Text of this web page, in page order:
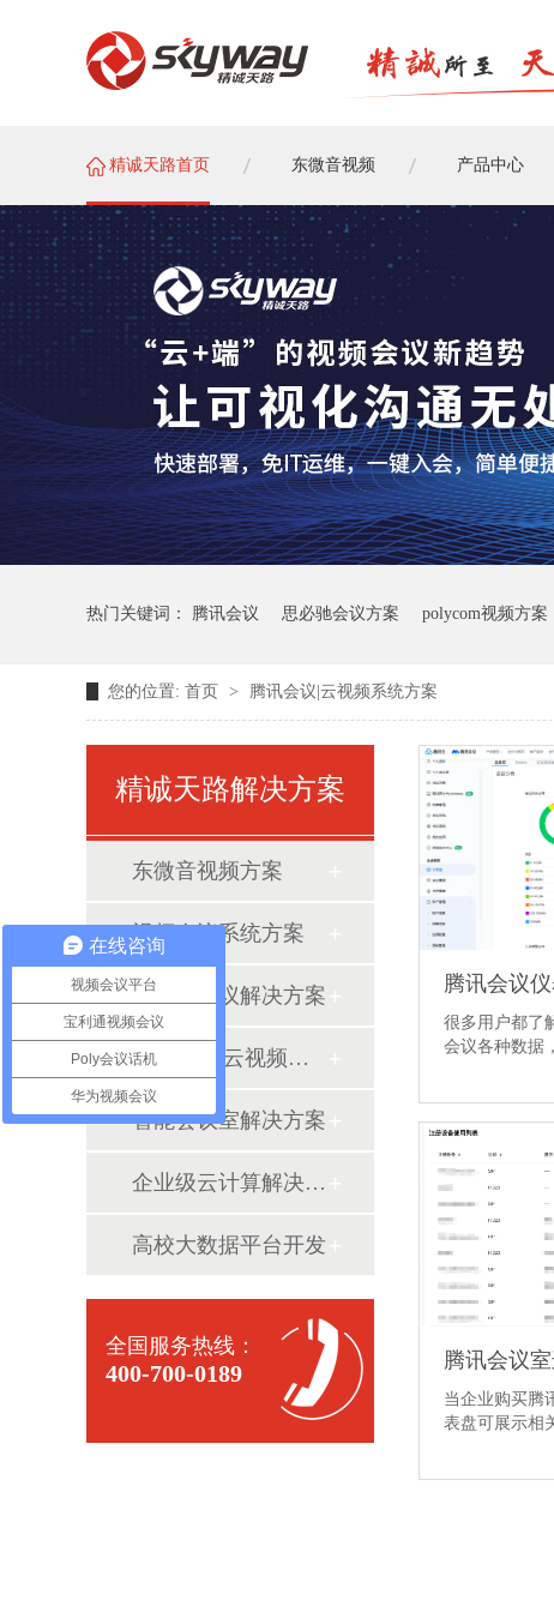
精诚天路首页 东微音视频 产品中心
热门关键词： 腾讯会议 思必驰会议方案 polycom视频方案
您的位置: 首页 > 腾讯会议|云视频系统方案
精诚天路解决方案
东微音视频方案
视频会议系统方案
思必驰会议解决方案
腾讯会议|云视频系统方案
智能会议室解决方案
企业级云计算解决方案
高校大数据平台开发
全国服务热线：
400-700-0189
很多用户都了
会议各种数据
当企业购买腾
表盘可展示相
在线咨询
视频会议平台
宝利通视频会议
Poly会议话机
华为视频会议